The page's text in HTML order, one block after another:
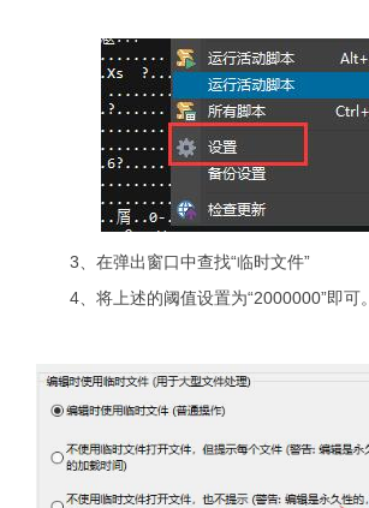
3、在弹出窗口中查找“临时文件”
4、将上述的阈值设置为“2000000”即可。